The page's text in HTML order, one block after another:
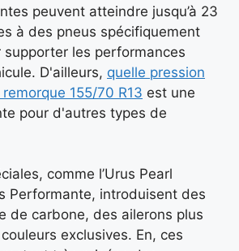
peuvent atteindre jusqu’à 23
à des pneus spécifiquement
supporter les performances
D'ailleurs, quelle pression
155/70 R13 est une
pour d'autres types de
comme l’Urus Pearl
Performante, introduisent des
de carbone, des ailerons plus
exclusives. En, ces